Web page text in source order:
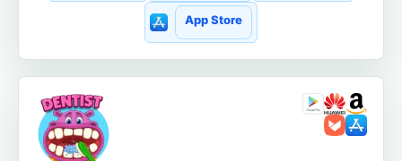
App Store